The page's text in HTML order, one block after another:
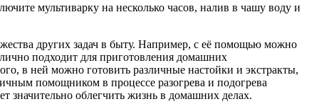
мультиварку на несколько часов, налив в чашу воду и
других задач в быту. Например, с её помощью можно
подходит для приготовления домашних
в ней можно готовить различные настойки и экстракты,
помощником в процессе разогрева и подогрева
значительно облегчить жизнь в домашних делах.